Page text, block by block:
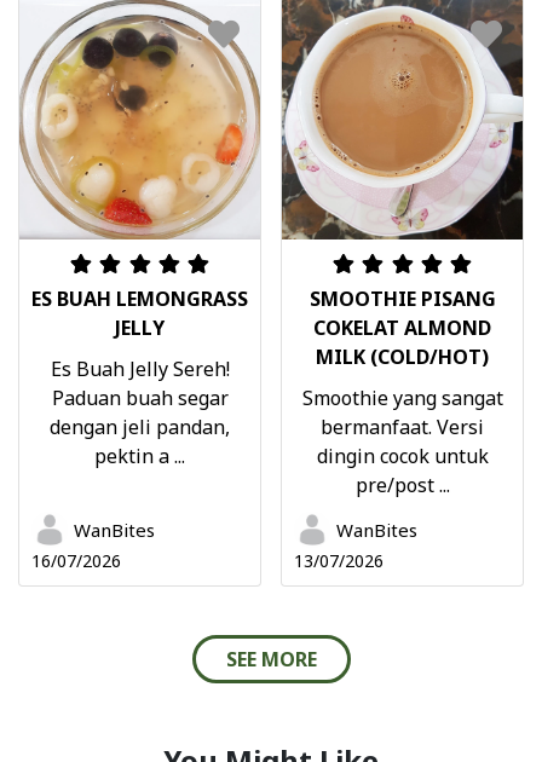
ES BUAH LEMONGRASS
JELLY
Es Buah Jelly Sereh!
Paduan buah segar
dengan jeli pandan,
pektin a ...
WanBites
16/07/2026
SMOOTHIE PISANG
COKELAT ALMOND
MILK (COLD/HOT)
Smoothie yang sangat
bermanfaat. Versi
dingin cocok untuk
pre/post ...
WanBites
13/07/2026
SEE MORE